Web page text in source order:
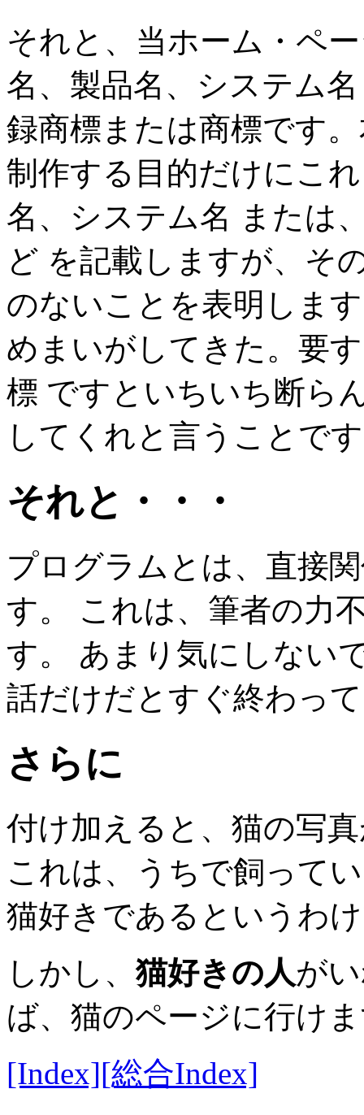
それと、当ホーム・ペ
名、製品名、システム
録商標または商標です
制作する目的だけにこ
名、システム名 または
ど を記載しますが、そ
のないことを表明しま
めまいがしてきた。要
標 ですといちいち断ら
してくれと言うことで
それと・・・
プログラムとは、直接
す。 これは、筆者の力
す。 あまり気にしない
話だけだとすぐ終わっ
さらに
付け加えると、猫の写
これは、うちで飼って
猫好きであるというわ
しかし、猫好きの人が
ば、猫のページに行け
[Index][総合Index]